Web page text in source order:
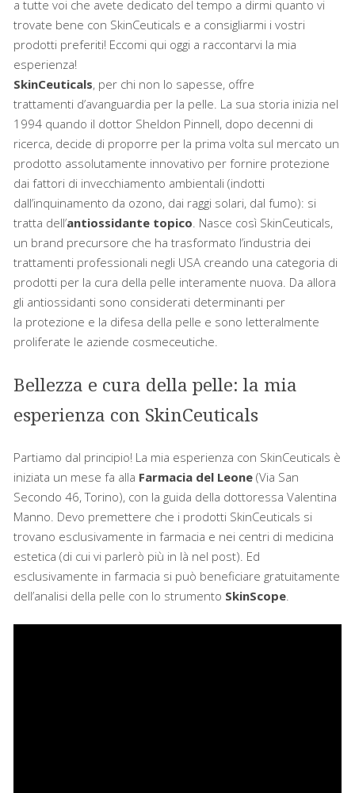
a tutte voi che avete dedicato del tempo a dirmi quanto vi
trovate bene con SkinCeuticals e a consigliarmi i vostri
prodotti preferiti! Eccomi qui oggi a raccontarvi la mia
esperienza!
SkinCeuticals, per chi non lo sapesse, offre
trattamenti d’avanguardia per la pelle. La sua storia inizia nel
1994 quando il dottor Sheldon Pinnell, dopo decenni di
ricerca, decide di proporre per la prima volta sul mercato un
prodotto assolutamente innovativo per fornire protezione
dai fattori di invecchiamento ambientali (indotti
dall’inquinamento da ozono, dai raggi solari, dal fumo): si
tratta dell’antiossidante topico. Nasce così SkinCeuticals,
un brand precursore che ha trasformato l’industria dei
trattamenti professionali negli USA creando una categoria di
prodotti per la cura della pelle interamente nuova. Da allora
gli antiossidanti sono considerati determinanti per
la protezione e la difesa della pelle e sono letteralmente
proliferate le aziende cosmeceutiche.
Bellezza e cura della pelle: la mia
esperienza con SkinCeuticals
Partiamo dal principio! La mia esperienza con SkinCeuticals è
iniziata un mese fa alla Farmacia del Leone (Via San
Secondo 46, Torino), con la guida della dottoressa Valentina
Manno. Devo premettere che i prodotti SkinCeuticals si
trovano esclusivamente in farmacia e nei centri di medicina
estetica (di cui vi parlerò più in là nel post). Ed
esclusivamente in farmacia si può beneficiare gratuitamente
dell’analisi della pelle con lo strumento SkinScope.